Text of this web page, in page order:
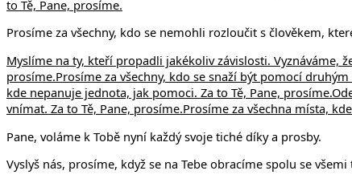
to Tě, Pane, prosíme.
Prosíme za všechny, kdo se nemohli rozloučit s člověkem,
Myslíme na ty, kteří propadli jakékoliv závislosti. Vyznáváme,
prosíme.Prosíme za všechny, kdo se snaží být pomocí
kde nepanuje jednota, jak pomoci. Za to Tě, Pane, prosíme.
vnímat. Za to Tě, Pane, prosíme.Prosíme za všechna místa,
Pane, voláme k Tobě nyní každý svoje tiché díky a prosby.
Vyslyš nás, prosíme, když se na Tebe obracíme spolu se